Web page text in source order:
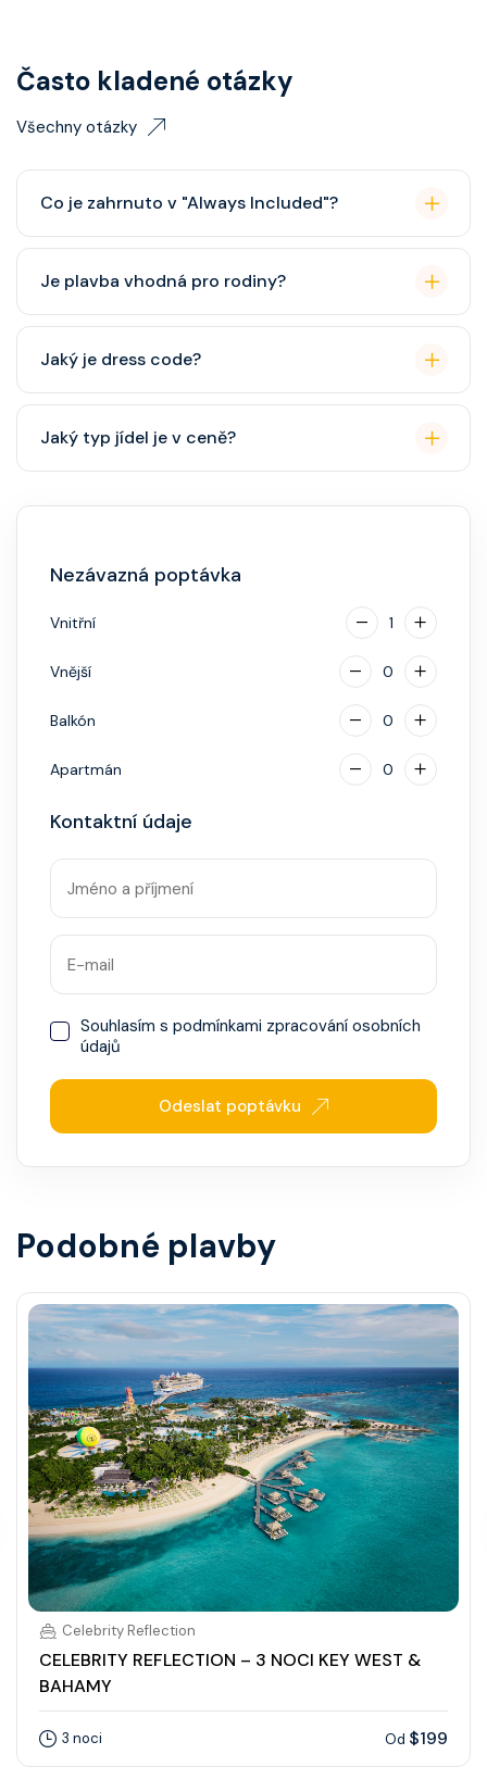
Často kladené otázky
Všechny otázky
Co je zahrnuto v "Always Included"?
balíček), základní Wi-Fi.
Je plavba vhodná pro rodiny?
cestovatele, ale děti jsou vítány. K dispozici je dětský
klub (od 3 let).
Jaký je dress code?
někdy "Evening Chic" – doporučeno, ale není nutný
smoking.
Jaký typ jídel je v ceně?
Nezávazná poptávka
Vnitřní 1
Vnější 0
Balkón 0
Apartmán 0
Kontaktní údaje
Souhlasím s podmínkami zpracování osobních
údajů
Odeslat poptávku
Podobné plavby
Celebrity Reflection
CELEBRITY REFLECTION – 3 NOCI KEY WEST &
BAHAMY
3 noci Od $199